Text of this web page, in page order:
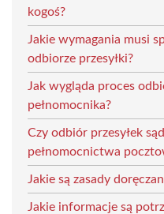
kogoś?
Jakie wymagania musi
odbiorze przesyłki?
Jak wygląda proces
pełnomocnika?
Czy odbiór przesyłek
pełnomocnictwa
Jakie są zasady
Jakie informacje są